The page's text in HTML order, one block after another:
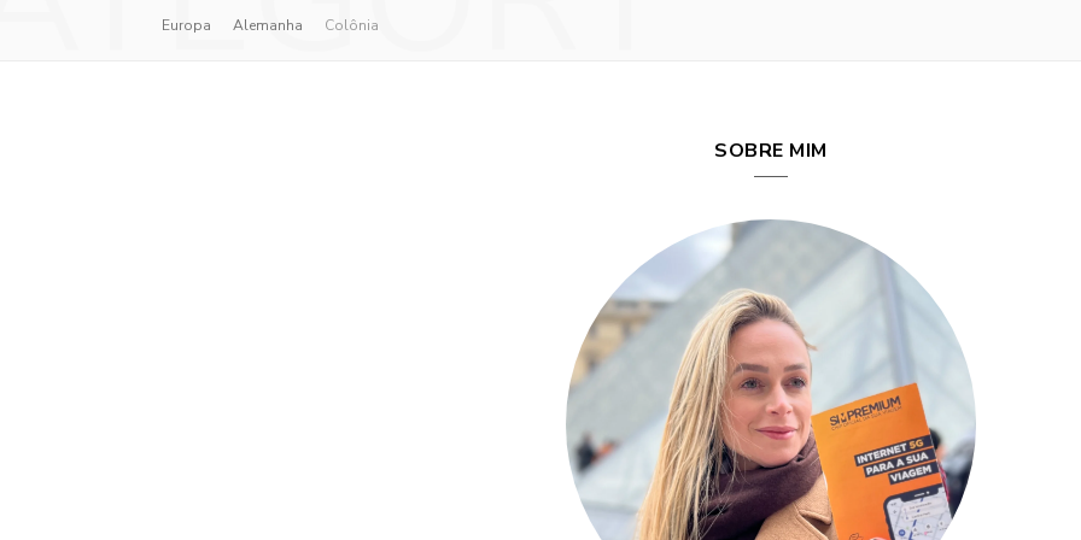
Europa Alemanha Colônia
SOBRE MIM